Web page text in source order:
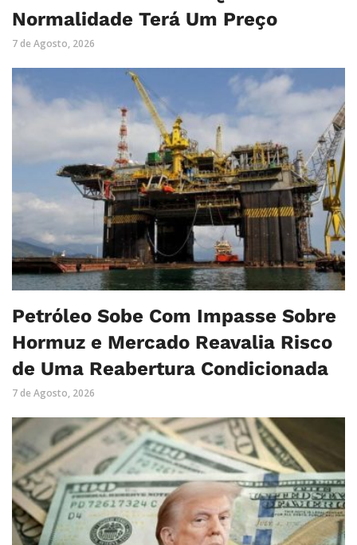
Normalidade Terá Um Preço
7 de Agosto, 2026
Petróleo Sobe Com Impasse Sobre
Hormuz e Mercado Reavalia Risco
de Uma Reabertura Condicionada
7 de Agosto, 2026